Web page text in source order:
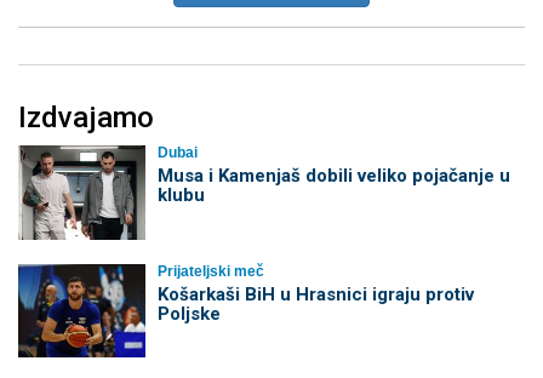
Izdvajamo
Dubai
Musa i Kamenjaš dobili veliko pojačanje u
klubu
Prijateljski meč
Košarkaši BiH u Hrasnici igraju protiv
Poljske